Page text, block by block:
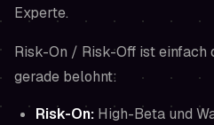
Experte.
Risk-On / Risk-Off ist einfach
gerade belohnt:
Risk-On: High-Beta und